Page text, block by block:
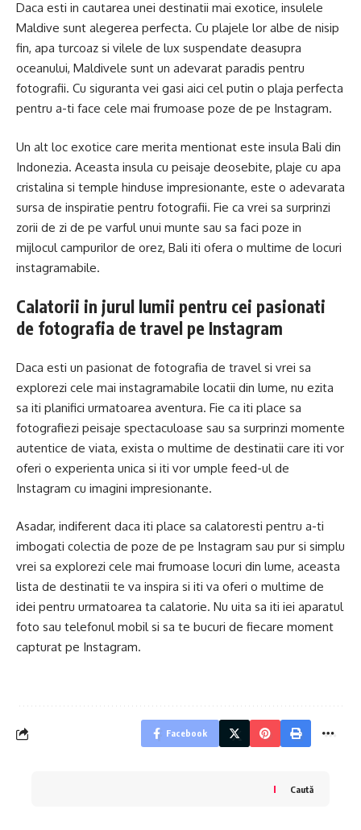
Daca esti in cautarea unei destinatii mai exotice, insulele
Maldive sunt alegerea perfecta. Cu plajele lor albe de nisip
fin, apa turcoaz si vilele de lux suspendate deasupra
oceanului, Maldivele sunt un adevarat paradis pentru
fotografii. Cu siguranta vei gasi aici cel putin o plaja perfecta
pentru a-ti face cele mai frumoase poze de pe Instagram.
Un alt loc exotice care merita mentionat este insula Bali din
Indonezia. Aceasta insula cu peisaje deosebite, plaje cu apa
cristalina si temple hinduse impresionante, este o adevarata
sursa de inspiratie pentru fotografii. Fie ca vrei sa surprinzi
zorii de zi de pe varful unui munte sau sa faci poze in
mijlocul campurilor de orez, Bali iti ofera o multime de locuri
instagramabile.
Calatorii in jurul lumii pentru cei pasionati
de fotografia de travel pe Instagram
Daca esti un pasionat de fotografia de travel si vrei sa
explorezi cele mai instagramabile locatii din lume, nu ezita
sa iti planifici urmatoarea aventura. Fie ca iti place sa
fotografiezi peisaje spectaculoase sau sa surprinzi momente
autentice de viata, exista o multime de destinatii care iti vor
oferi o experienta unica si iti vor umple feed-ul de
Instagram cu imagini impresionante.
Asadar, indiferent daca iti place sa calatoresti pentru a-ti
imbogati colectia de poze de pe Instagram sau pur si simplu
vrei sa explorezi cele mai frumoase locuri din lume, aceasta
lista de destinatii te va inspira si iti va oferi o multime de
idei pentru urmatoarea ta calatorie. Nu uita sa iti iei aparatul
foto sau telefonul mobil si sa te bucuri de fiecare moment
capturat pe Instagram.
Facebook
Caută